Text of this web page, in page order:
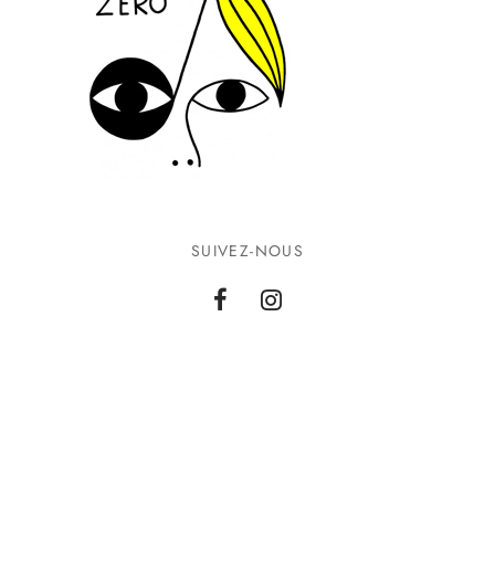
SUIVEZ-NOUS